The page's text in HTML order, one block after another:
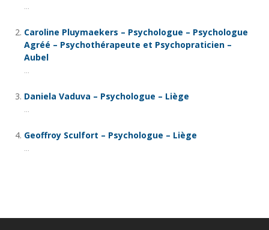
...
Caroline Pluymaekers – Psychologue – Psychologue
Agréé – Psychothérapeute et Psychopraticien –
Aubel
...
Daniela Vaduva – Psychologue – Liège
...
Geoffroy Sculfort – Psychologue – Liège
...